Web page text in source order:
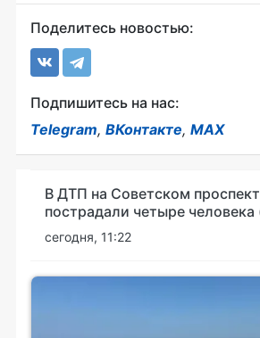
Поделитесь новостью:
Подпишитесь на нас:
Telegram, ВКонтакте, MAX
В ДТП на Советском
пострадали четыре человека
сегодня, 11:22